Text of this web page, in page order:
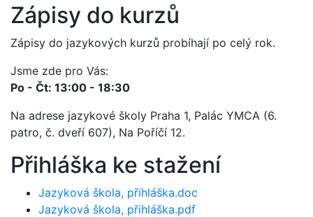
Zápisy do kurzů
Zápisy do jazykových kurzů probíhají po celý rok.
Jsme zde pro Vás:
Po - Čt: 13:00 - 18:30
Na adrese jazykové školy Praha 1, Palác YMCA (6.
patro, č. dveří 607), Na Poříčí 12.
Přihláška ke stažení
Jazyková škola, přihláška.doc
Jazyková škola, přihláška.pdf